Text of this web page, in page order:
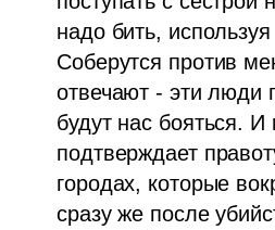
надо бить,
Соберутся против
отвечают - эти люди
будут нас бояться.
подтверждает
городах, которые
сразу же после